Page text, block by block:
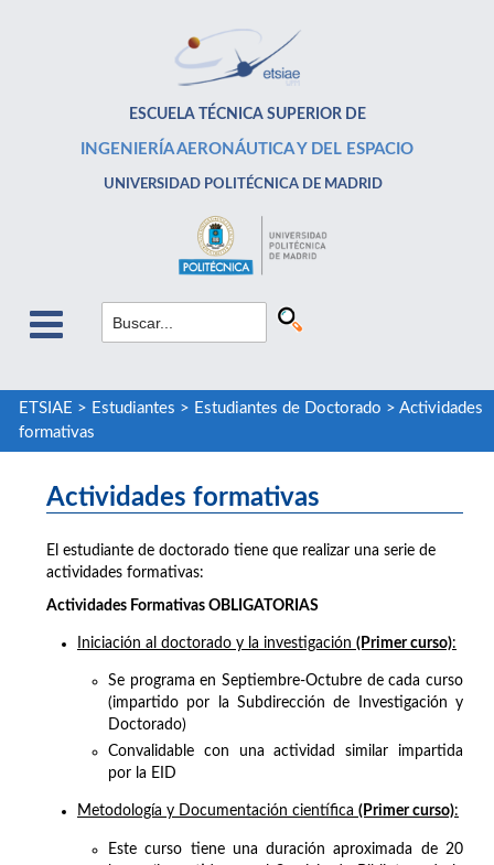
ESCUELA TÉCNICA SUPERIOR DE
INGENIERÍA AERONÁUTICA Y DEL ESPACIO
UNIVERSIDAD POLITÉCNICA DE MADRID
ETSIAE > Estudiantes > Estudiantes de Doctorado > Actividades
formativas
Actividades formativas
El estudiante de doctorado tiene que realizar una serie de
actividades formativas:
Actividades Formativas OBLIGATORIAS
Iniciación al doctorado y la investigación (Primer curso):
Se programa en Septiembre-Octubre de cada curso
(impartido por la Subdirección de Investigación y
Doctorado)
Convalidable con una actividad similar impartida
por la EID
Metodología y Documentación científica (Primer curso):
Este curso tiene una duración aproximada de 20